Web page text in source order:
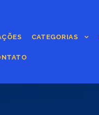
CATEGORIAS